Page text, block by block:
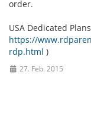
order.
USA Dedicated
https://
rdp.html )
27. Feb. 2015